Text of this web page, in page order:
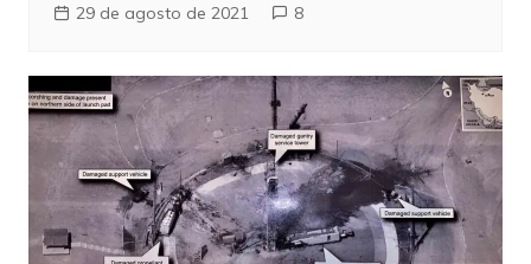
29 de agosto de 2021 8